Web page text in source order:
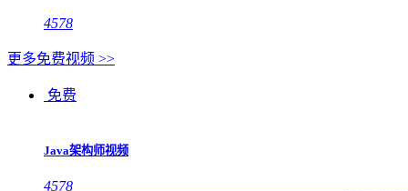
4578
更多免费视频 >>
免费
Java架构师视频
4578